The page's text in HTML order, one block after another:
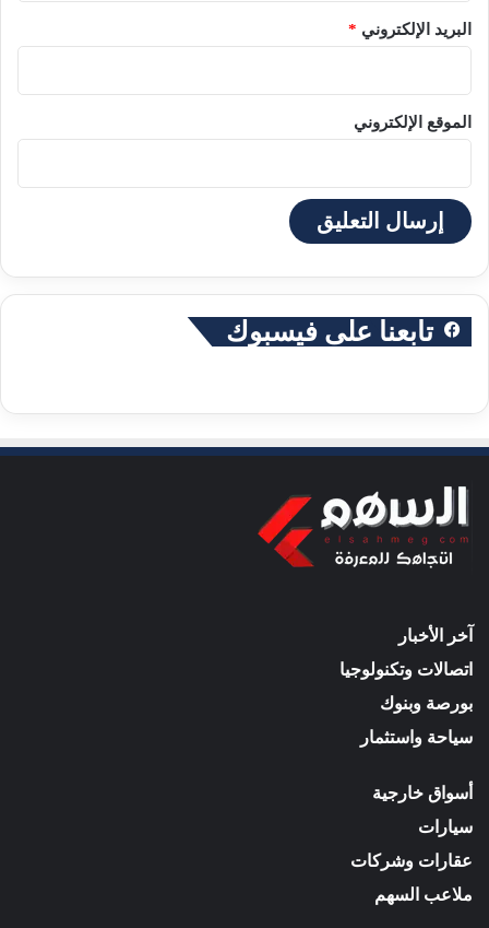
البريد الإلكتروني *
الموقع الإلكتروني
تابعنا على فيسبوك
آخر الأخبار
اتصالات وتكنولوجيا
بورصة وبنوك
سياحة واستثمار
أسواق خارجية
سيارات
عقارات وشركات
ملاعب السهم